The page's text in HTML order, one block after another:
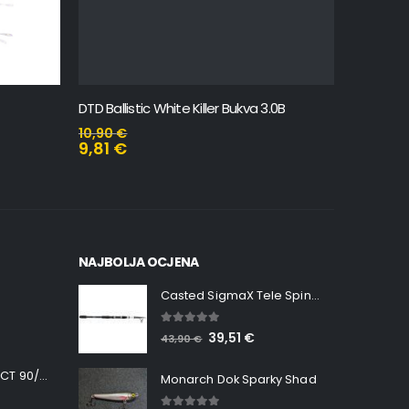
DTD Ballistic White Killer Bukva 3.0B
10,90€
9,81 €
Minn Kota RT INSTINCT 90/115 WR QUEST
NAJBOLJA OCJENA
Casted SigmaX Tele Spin, 300cm, 40-80gr
out of 5
43,90€ 39,51 €
Monarch Dok Sparky Shad